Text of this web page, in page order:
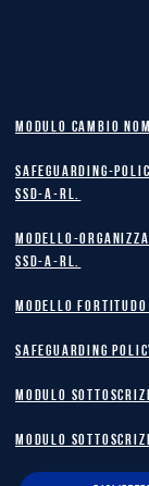
MODULO CAMBIO
safeguarding-
SSD-A-RL.
Modello-
SSD-A-RL.
MODELLO
safeguarding
MODULO
MODULO